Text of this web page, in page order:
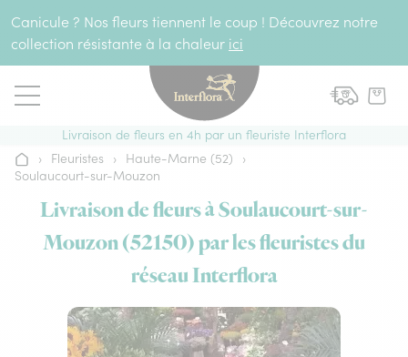
Canicule ? Nos fleurs tiennent le coup ! Découvrez notre
collection résistante à la chaleur ici
Livraison de fleurs en 4h par un fleuriste Interflora
Accueil
› Fleuristes › Haute-Marne (52)
›
Soulaucourt-sur-Mouzon
Livraison de fleurs à Soulaucourt-sur-
Mouzon (52150) par les fleuristes du
réseau Interflora